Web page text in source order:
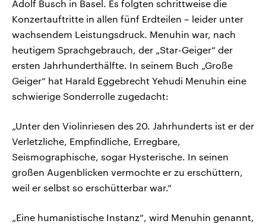
Adolf Busch in Basel. Es folgten schrittweise die
Konzertauftritte in allen fünf Erdteilen – leider unter
wachsendem Leistungsdruck. Menuhin war, nach
heutigem Sprachgebrauch, der „Star-Geiger“ der
ersten Jahrhunderthälfte. In seinem Buch „Große
Geiger“ hat Harald Eggebrecht Yehudi Menuhin eine
schwierige Sonderrolle zugedacht:
„Unter den Violinriesen des 20. Jahrhunderts ist er der
Verletzliche, Empfindliche, Erregbare,
Seismographische, sogar Hysterische. In seinen
großen Augenblicken vermochte er zu erschüttern,
weil er selbst so erschütterbar war.“
„Eine humanistische Instanz“, wird Menuhin genannt,